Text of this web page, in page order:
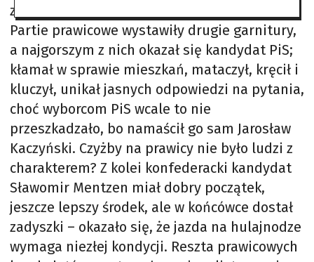
zasługiwało, żeby stanąć w szranki wyborcze.
Partie prawicowe wystawiły drugie garnitury,
a najgorszym z nich okazał się kandydat PiS;
kłamał w sprawie mieszkań, mataczył, kręcił i
kluczył, unikał jasnych odpowiedzi na pytania,
choć wyborcom PiS wcale to nie
przeszkadzało, bo namaścił go sam Jarosław
Kaczyński. Czyżby na prawicy nie było ludzi z
charakterem? Z kolei konfederacki kandydat
Sławomir Mentzen miał dobry początek,
jeszcze lepszy środek, ale w końcówce dostał
zadyszki – okazało się, że jazda na hulajnodze
wymaga niezłej kondycji. Reszta prawicowych